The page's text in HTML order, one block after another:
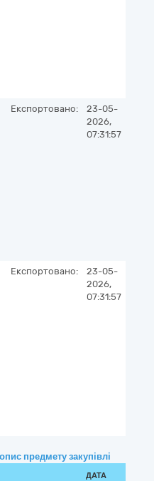
Експортовано:
23-05-
2026,
07:31:57
Експортовано:
23-05-
2026,
07:31:57
предмету закупівлі
ДАТА